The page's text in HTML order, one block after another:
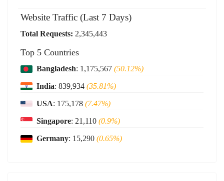
Website Traffic (Last 7 Days)
Total Requests: 2,345,443
Top 5 Countries
Bangladesh: 1,175,567(50.12%)
India: 839,934(35.81%)
USA: 175,178(7.47%)
Singapore: 21,110(0.9%)
Germany: 15,290(0.65%)